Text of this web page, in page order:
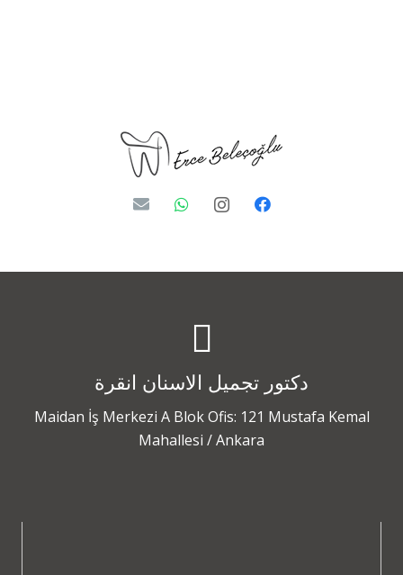
دكتور تجميل الاسنان انقرة
Maidan İş Merkezi A Blok Ofis: 121 Mustafa Kemal
Mahallesi / Ankara